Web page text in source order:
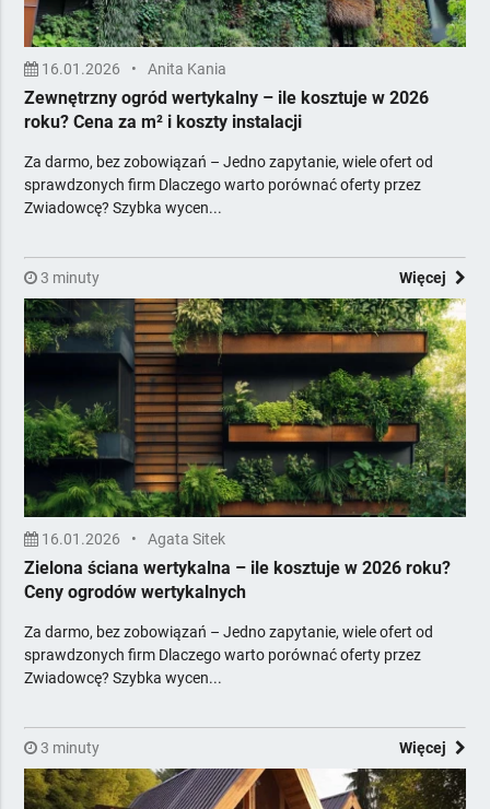
16.01.2026 • Anita Kania
Zewnętrzny ogród wertykalny – ile kosztuje w 2026
roku? Cena za m² i koszty instalacji
Za darmo, bez zobowiązań – Jedno zapytanie, wiele ofert od
sprawdzonych firm Dlaczego warto porównać oferty przez
Zwiadowcę? Szybka wycen...
3 minuty Więcej
16.01.2026 • Agata Sitek
Zielona ściana wertykalna – ile kosztuje w 2026 roku?
Ceny ogrodów wertykalnych
Za darmo, bez zobowiązań – Jedno zapytanie, wiele ofert od
sprawdzonych firm Dlaczego warto porównać oferty przez
Zwiadowcę? Szybka wycen...
3 minuty Więcej